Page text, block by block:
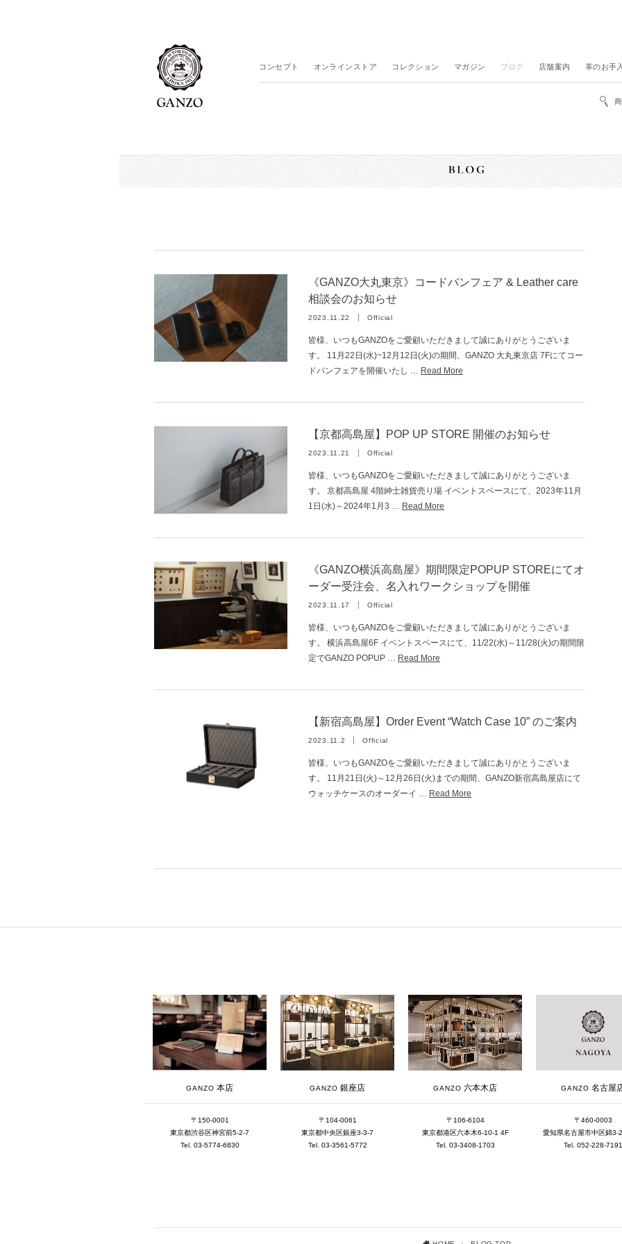
コンセプト オンラインストア コレクション マガジン ブログ 店舗案内 革のお手
《GANZO大丸東京》コードバンフェア & Leather care
相談会のお知らせ
2023.11.22 Official
皆様、いつもGANZOをご愛顧いただきまして誠にありがとうございま
す。 11月22日(水)~12月12日(火)の期間、GANZO 大丸東京店 7Fにてコー
ドバンフェアを開催いたし … Read More
【京都高島屋】POP UP STORE 開催のお知らせ
2023.11.21 Official
皆様、いつもGANZOをご愛顧いただきまして誠にありがとうございま
す。 京都高島屋 4階紳士雑貨売り場 イベントスペースにて、2023年11月
1日(水)～2024年1月3 … Read More
《GANZO横浜高島屋》期間限定POPUP STOREにてオ
ーダー受注会、名入れワークショップを開催
2023.11.17 Official
皆様、いつもGANZOをご愛顧いただきまして誠にありがとうございま
す。 横浜高島屋6F イベントスペースにて、11/22(水)～11/28(火)の期間限
定でGANZO POPUP … Read More
【新宿高島屋】Order Event “Watch Case 10” のご案内
2023.11.2 Official
皆様、いつもGANZOをご愛顧いただきまして誠にありがとうございま
す。 11月21日(火)～12月26日(火)までの期間、GANZO新宿高島屋店にて
ウォッチケースのオーダーイ … Read More
GANZO 本店
〒150-0001
東京都渋谷区神宮前5-2-7
Tel. 03-5774-6830
GANZO 銀座店
〒104-0061
東京都中央区銀座3-3-7
Tel. 03-3561-5772
GANZO 六本木店
〒106-6104
東京都港区六本木6-10-1 4F
Tel. 03-3408-1703
GANZO 名古屋
〒460-0003
愛知県名古屋市中区錦3-
Tel. 052-228-7191